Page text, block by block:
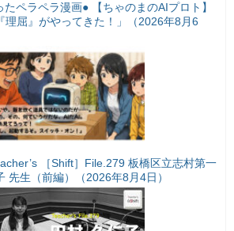
ペラペラ漫画● 【ちゃのまのAIプロト】
理屈』がやってきた！」（2026年8月6
［Shift］File.279 板橋区立志村第一
先生（前編）（2026年8月4日）